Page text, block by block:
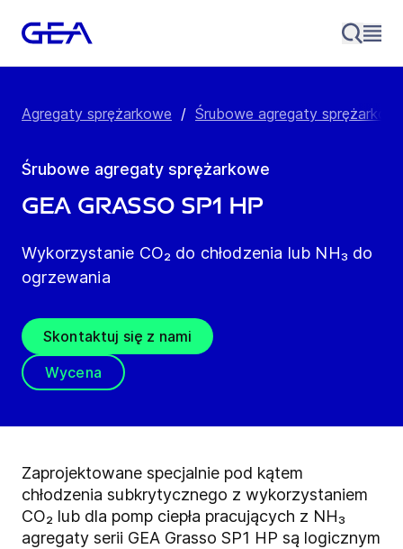
Agregaty sprężarkowe / Śrubowe agregaty
Śrubowe agregaty sprężarkowe
GEA Grasso SP1 HP
Wykorzystanie CO₂ do chłodzenia lub NH₃ do
ogrzewania
Skontaktuj się z nami
Wycena
Zaprojektowane specjalnie pod kątem
chłodzenia subkrytycznego z wykorzystaniem
CO₂ lub dla pomp ciepła pracujących z NH₃
agregaty serii GEA Grasso SP1 HP są logicznym